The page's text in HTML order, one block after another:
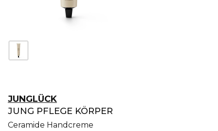
JUNGLÜCK
JUNG PFLEGE KÖRPER
Ceramide Handcreme